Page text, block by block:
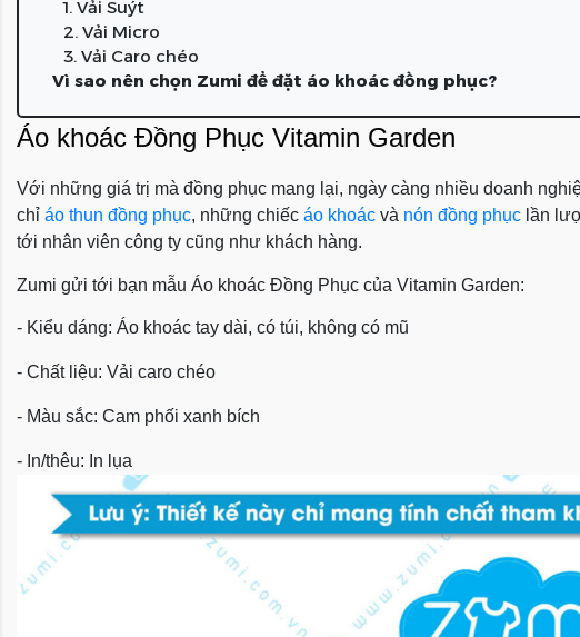
1. Vải Suýt
2. Vải Micro
3. Vải Caro chéo
Vì sao nên chọn Zumi để đặt áo khoác đồng phục?
Áo khoác Đồng Phục Vitamin Garden
Với những giá trị mà đồng phục mang lại, ngày càng nhiều doanh
chỉ áo thun đồng phục, những chiếc áo khoác và nón đồng phục lần
tới nhân viên công ty cũng như khách hàng.
Zumi gửi tới bạn mẫu Áo khoác Đồng Phục của Vitamin Garden:
- Kiểu dáng: Áo khoác tay dài, có túi, không có mũ
- Chất liệu: Vải caro chéo
- Màu sắc: Cam phối xanh bích
- In/thêu: In lụa